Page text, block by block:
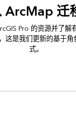
ArcMap 迁
Pro 的资源并了解
这是我们更新的基于
式。